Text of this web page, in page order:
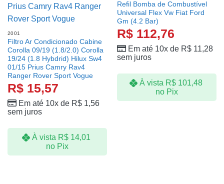
2001
Filtro Ar Condicionado Cabine
Corolla 09/19 (1.8/2.0) Corolla
19/24 (1.8 Hybdrid) Hilux Sw4
01/15 Prius Camry Rav4
Ranger Rover Sport Vogue
R$15,57
Em até 10x de R$1,56
sem juros
À vista R$ 14,01
no Pix
Refil Bomba de Combustível
Universal Flex Vw Fiat Ford
Gm (4.2 Bar)
R$112,76
Em até 10x de R$11,28
sem juros
À vista R$101,48
no Pix